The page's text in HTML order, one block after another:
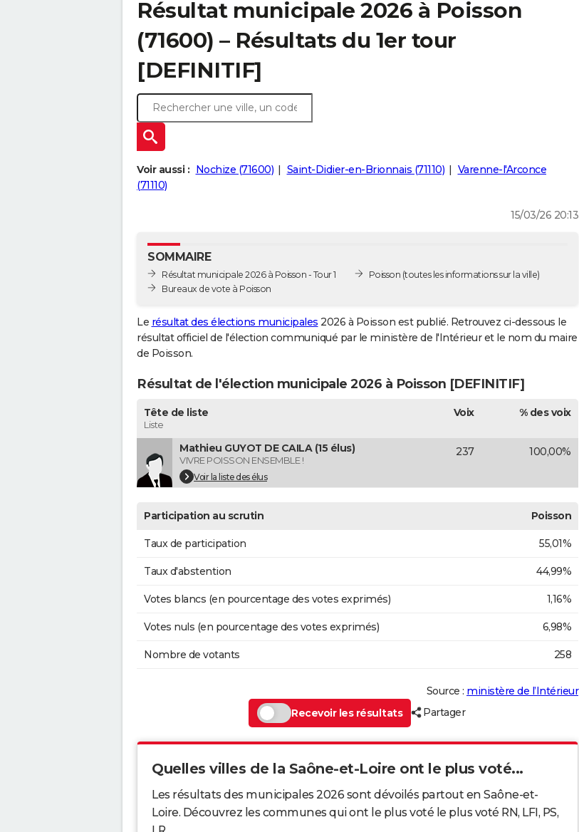
Résultat municipale 2026 à Poisson
(71600) – Résultats du 1er tour
[DEFINITIF]
Voir aussi : Nochize (71600) Saint-Didier-en-Brionnais (71110)
Varenne-l'Arconce
(71110)
15/03/26 20:13
SOMMAIRE
Résultat municipale 2026 à Poisson - Tour 1
Bureaux de vote à Poisson
Poisson (toutes les informations sur la ville)
Le résultat des élections municipales 2026 à Poisson est publié. Retrouvez ci-dessous le
résultat officiel de l'élection communiqué par le ministère de l'Intérieur et le nom du maire
de Poisson.
Résultat de l'élection municipale 2026 à Poisson [DEFINITIF]
Tête de liste
Liste
Voix % des voix
Mathieu GUYOT DE CAILA (15 élus)
VIVRE POISSON ENSEMBLE !
Voir la liste des élus
237 100,00%
Participation au scrutin Poisson
Taux de participation 55,01%
Taux d'abstention 44,99%
Votes blancs (en pourcentage des votes exprimés) 1,16%
Votes nuls (en pourcentage des votes exprimés) 6,98%
Nombre de votants 258
Source : ministère de l’Intérieur
Recevoir les résultats
Partager
Quelles villes de la Saône-et-Loire ont le plus voté...
Les résultats des municipales 2026 sont dévoilés partout en Saône-et-
Loire. Découvrez les communes qui ont le plus voté le plus voté RN, LFI, PS,